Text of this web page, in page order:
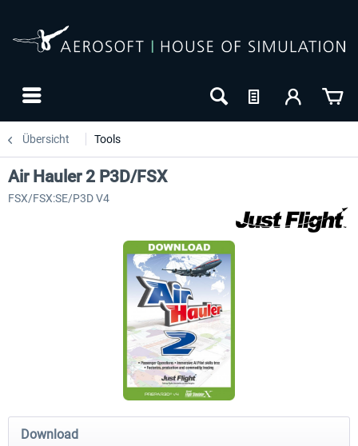
Übersicht Tools
Ultimate Traffic Live FS Global Real
Air Hauler 2 P3D/FSX
FSX/FSX:SE/P3D V4
Download